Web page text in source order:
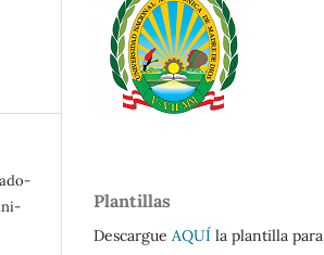
Plantillas
Descargue AQUÍ la plantilla para